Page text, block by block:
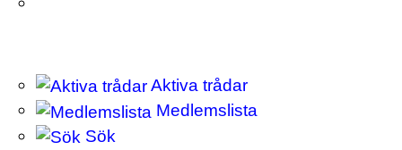
Aktiva trådar
Medlemslista
Sök